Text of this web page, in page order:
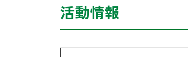
活動情報